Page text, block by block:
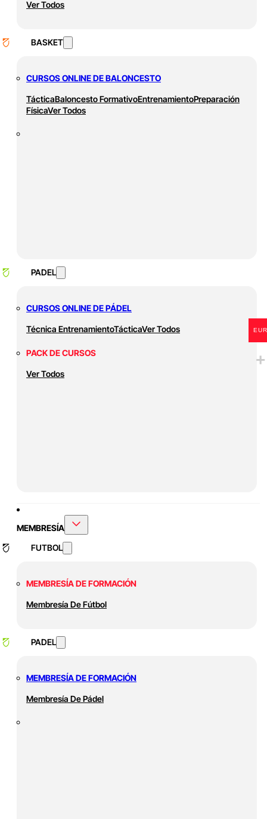
Ver Todos
BASKET
CURSOS ONLINE DE BALONCESTO
TácticaBaloncesto FormativoEntrenamientoPreparación
FísicaVer Todos
PADEL
CURSOS ONLINE DE PÁDEL
Técnica EntrenamientoTácticaVer Todos
PACK DE CURSOS
Ver Todos
MEMBRESÍA
FUTBOL
MEMBRESÍA DE FORMACIÓN
Membresía De Fútbol
PADEL
MEMBRESÍA DE FORMACIÓN
Membresía De Pádel
EUR